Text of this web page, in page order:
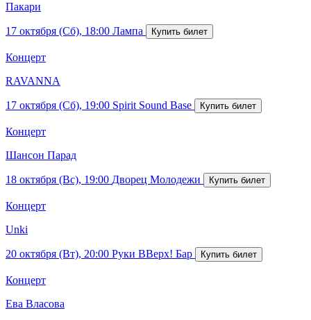
Пакари
17 октября (Сб), 18:00 Лампа
Концерт
RAVANNA
17 октября (Сб), 19:00 Spirit Sound Base
Концерт
Шансон Парад
18 октября (Вс), 19:00 Дворец Молодежи
Концерт
Unki
20 октября (Вт), 20:00 Руки ВВерх! Бар
Концерт
Ева Власова